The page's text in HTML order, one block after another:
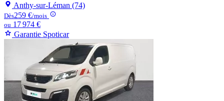
Anthy-sur-Léman (74)
Dès259 €/mois
ou 17 974 €
Garantie Spoticar